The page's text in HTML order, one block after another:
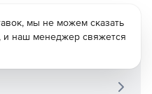
мы не можем сказать
и наш менеджер свяжется